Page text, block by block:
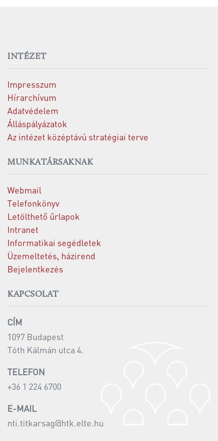
INTÉZET
Impresszum
Hírarchívum
Adatvédelem
Álláspályázatok
Az intézet középtávú stratégiai terve
MUNKATÁRSAKNAK
Webmail
Telefonkönyv
Letölthető űrlapok
Intranet
Informatikai segédletek
Üzemeltetés, házirend
Bejelentkezés
KAPCSOLAT
CÍM
1097 Budapest
Tóth Kálmán utca 4.
TELEFON
+36 1 224 6700
E-MAIL
nti.titkarsag@htk.elte.hu